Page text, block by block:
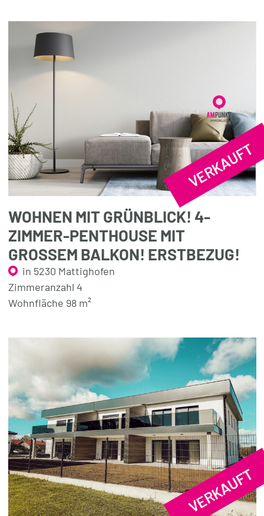
VERKAUFT
WOHNEN MIT GRÜNBLICK! 4-
ZIMMER-PENTHOUSE MIT
GROSSEM BALKON! ERSTBEZUG!
in 5230 Mattighofen
Zimmeranzahl 4
Wohnfläche 98 m²
VERKAUFT